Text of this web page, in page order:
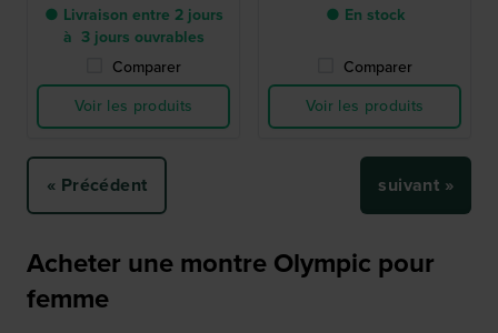
● Livraison entre 2 jours
à 3 jours ouvrables
Comparer
Voir les produits
● En stock
Comparer
Voir les produits
« Précédent suivant »
Acheter une montre Olympic pour
femme